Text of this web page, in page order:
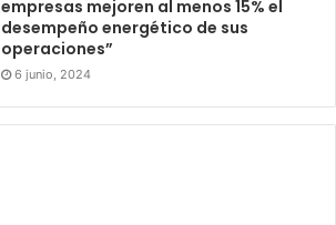
empresas mejoren al menos 15% el
desempeño energético de sus
operaciones”
6 junio, 2024